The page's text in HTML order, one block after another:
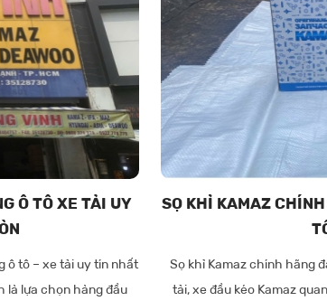
Ô TÔ XE TẢI UY
ô tô – xe tải uy tín nhất
là lựa chọn hàng đầu
SỌ KHỈ KAMAZ
Sọ khỉ Kamaz chính hãng
tải, xe đầu kéo Kamaz